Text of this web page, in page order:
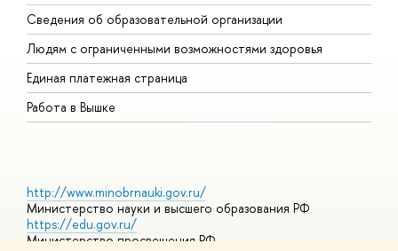
Сведения об образовательной организации
Людям с ограниченными возможностями здоровья
Единая платежная страница
Работа в Вышке
http://www.minobrnauki.gov.ru/
Министерство науки и высшего образования РФ
https://edu.gov.ru/
Министерство просвещения РФ